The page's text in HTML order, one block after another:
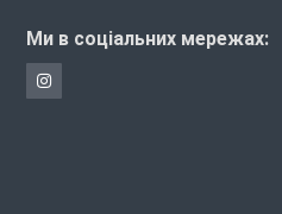
Ми в соціальних мережах: